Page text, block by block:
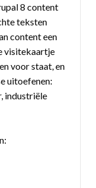
8 content
teksten
content een
visitekaartje
voor staat, en
uitoefenen:
industriële